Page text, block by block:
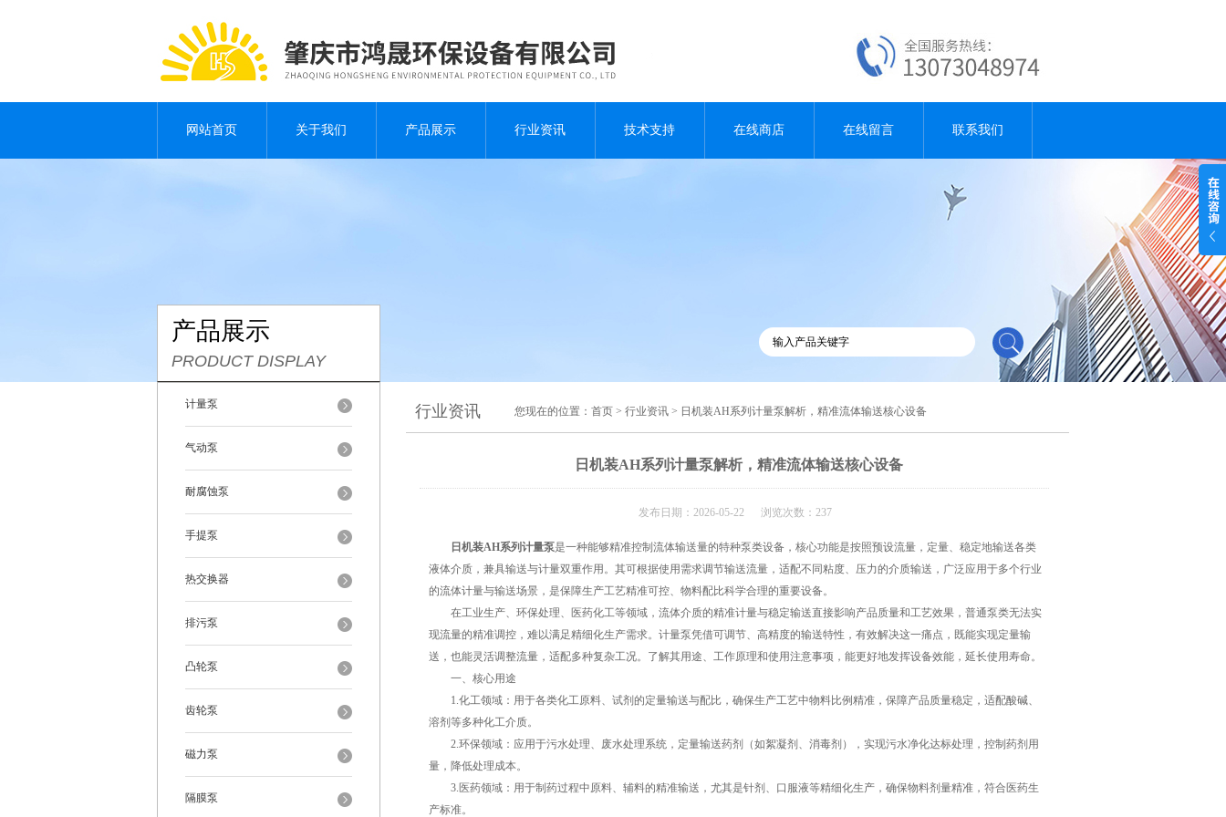
网站首页 关于我们 产品展示 行业资讯 技术支持 在线商店 在线留言 联系我们
产品展示
PRODUCT DISPLAY
计量泵
气动泵
耐腐蚀泵
手提泵
热交换器
排污泵
凸轮泵
齿轮泵
磁力泵
隔膜泵
行业资讯 您现在的位置： 首页 > 行业资讯 > 日机装AH系列计量泵解析，精准流体输送核心设备
日机装AH系列计量泵解析，精准流体输送核心设备
发布日期：2026-05-22 浏览次数：237
日机装AH系列计量泵是一种能够精准控制流体输送量的特种泵类设备，核心功能是按照预设流量，定量、稳定地输送各类
液体介质，兼具输送与计量双重作用。其可根据使用需求调节输送流量，适配不同粘度、压力的介质输送，广泛应用于多个行业
的流体计量与输送场景，是保障生产工艺精准可控、物料配比科学合理的重要设备。
在工业生产、环保处理、医药化工等领域，流体介质的精准计量与稳定输送直接影响产品质量和工艺效果，普通泵类无法实
现流量的精准调控，难以满足精细化生产需求。计量泵凭借可调节、高精度的输送特性，有效解决这一痛点，既能实现定量输
送，也能灵活调整流量，适配多种复杂工况。了解其用途、工作原理和使用注意事项，能更好地发挥设备效能，延长使用寿命。
一、核心用途
1.化工领域：用于各类化工原料、试剂的定量输送与配比，确保生产工艺中物料比例精准，保障产品质量稳定，适配酸碱、
溶剂等多种化工介质。
2.环保领域：应用于污水处理、废水处理系统，定量输送药剂（如絮凝剂、消毒剂），实现污水净化达标处理，控制药剂用
量，降低处理成本。
3.医药领域：用于制药过程中原料、辅料的精准输送，尤其是针剂、口服液等精细化生产，确保物料剂量精准，符合医药生
产标准。